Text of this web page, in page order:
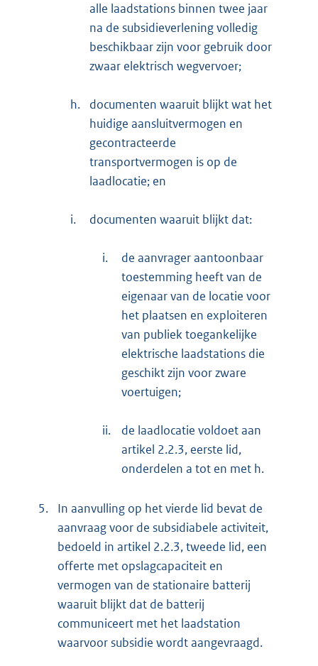
alle laadstations binnen twee jaar
na de subsidieverlening volledig
beschikbaar zijn voor gebruik door
zwaar elektrisch wegvervoer;
h.
documenten waaruit blijkt wat het
huidige aansluitvermogen en
gecontracteerde
transportvermogen is op de
laadlocatie; en
i. documenten waaruit blijkt dat:
i.
de aanvrager aantoonbaar
toestemming heeft van de
eigenaar van de locatie voor
het plaatsen en exploiteren
van publiek toegankelijke
elektrische laadstations die
geschikt zijn voor zware
voertuigen;
ii.
de laadlocatie voldoet aan
artikel 2.2.3, eerste lid,
onderdelen a tot en met h.
5.
In aanvulling op het vierde lid bevat de
aanvraag voor de subsidiabele activiteit,
bedoeld in artikel 2.2.3, tweede lid, een
offerte met opslagcapaciteit en
vermogen van de stationaire batterij
waaruit blijkt dat de batterij
communiceert met het laadstation
waarvoor subsidie wordt aangevraagd.